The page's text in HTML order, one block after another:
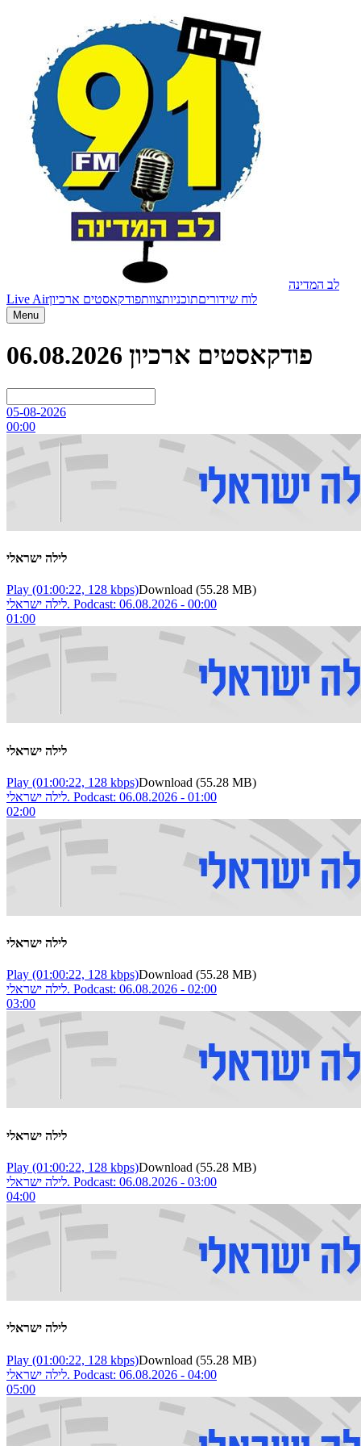
לב המדינה
Live Air
לוח שידוריםתוכניותצוותפודקאסטים ארכיון
Menu
פודקאסטים ארכיון 06.08.2026
05-08-2026
00:00
לילה ישראלי
Play (01:00:22, 128 kbps)Download (55.28 MB)
לילה ישראלי. Podcast: 06.08.2026 - 00:00
01:00
לילה ישראלי
Play (01:00:22, 128 kbps)Download (55.28 MB)
לילה ישראלי. Podcast: 06.08.2026 - 01:00
02:00
לילה ישראלי
Play (01:00:22, 128 kbps)Download (55.28 MB)
לילה ישראלי. Podcast: 06.08.2026 - 02:00
03:00
לילה ישראלי
Play (01:00:22, 128 kbps)Download (55.28 MB)
לילה ישראלי. Podcast: 06.08.2026 - 03:00
04:00
לילה ישראלי
Play (01:00:22, 128 kbps)Download (55.28 MB)
לילה ישראלי. Podcast: 06.08.2026 - 04:00
05:00